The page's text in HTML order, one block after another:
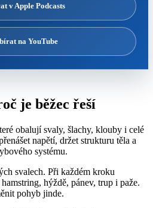
v Apple Podcasts
na YouTube
je běžec řeší
obalují svaly, šlachy, klouby i celé
napětí, držet strukturu těla a
systému.
svalech. Při každém kroku
hýždě, pánev, trup i paže.
pohyb jinde.